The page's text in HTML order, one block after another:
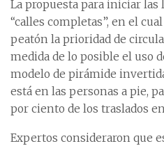
La propuesta para iniciar las
“calles completas”, en el
peatón la prioridad de
medida de lo posible el uso
modelo de pirámide
está en las personas a pie,
por ciento de los traslados en
Expertos consideraron que